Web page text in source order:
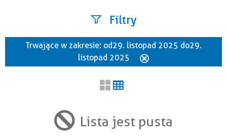
Filtry
Szukana fraza
Trwające w zakresie
Trwające w zakresie: od 29. listopad 2025 do 29.
listopad 2025
Lista jest pusta